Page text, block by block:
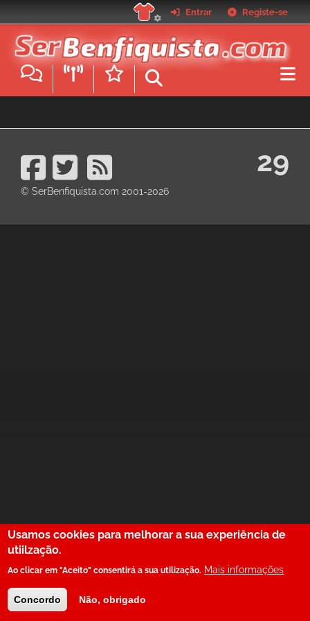
para
conteúdo
principal
Entrar Registe-se
© SerBenfiquista.com 2001-2026
29
Usamos cookies para melhorar a sua experiência de
utiilzação.
Ao clicar em "Aceito" consentirá a sua utilização. Mais informações
Concordo Não, obrigado